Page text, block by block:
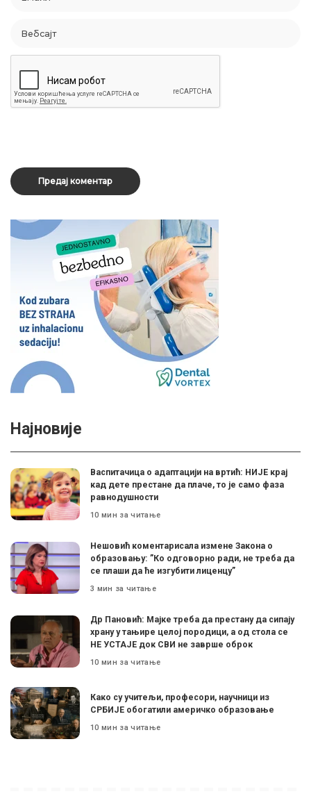
Најновије
Васпитачица о адаптацији на вртић: НИЈЕ крај
кад дете престане да плаче, то је само фаза
равнодушности
10 мин за читање
Нешовић коментарисала измене Закона о
образовању: ”Ко одговорно ради, не треба да
се плаши да ће изгубити лиценцу”
3 мин за читање
Др Пановић: Мајке треба да престану да сипају
храну у тањире целој породици, а од стола се
НЕ УСТАЈЕ док СВИ не заврше оброк
10 мин за читање
Како су учитељи, професори, научници из
СРБИЈЕ обогатили америчко образовање
10 мин за читање